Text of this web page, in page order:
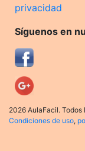
privacidad
Síguenos en
2026 AulaFacil.
Condiciones de uso,